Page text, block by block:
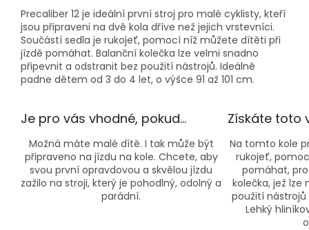
Precaliber 12 je ideální první stroj pro malé cyklisty, kteří
jsou připraveni na dvě kola dříve než jejich vrstevníci.
Součástí sedla je rukojeť, pomocí níž můžete dítěti při
jízdě pomáhat. Balanční kolečka lze velmi snadno
připevnit a odstranit bez použití nástrojů. Ideálně
padne dětem od 3 do 4 let, o výšce 91 až 101 cm.
Je pro vás vhodné, pokud… Získáte toto
Možná máte malé dítě. I tak může být
připraveno na jízdu na kole. Chcete, aby
svou první opravdovou a skvělou jízdu
zažilo na stroji, který je pohodlný, odolný a
parádní.
Na tomto kole
rukojeť,
pomáhat,
kolečka, jež
použití
Lehký